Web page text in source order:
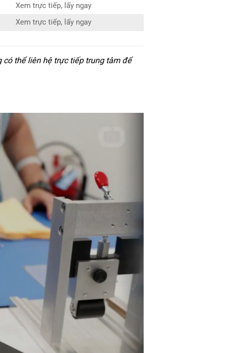
Xem trực tiếp, lấy ngay
Xem trực tiếp, lấy ngay
thể liên hệ trực tiếp trung tâm để